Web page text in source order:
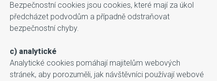
Bezpečnostní cookies jsou cookies, které mají za úkol
předcházet podvodům a případně odstraňovat
bezpečnostní chyby.
c) analytické
Analytické cookies pomáhají majitelům webových
stránek, aby porozuměli, jak návštěvníci používají webové